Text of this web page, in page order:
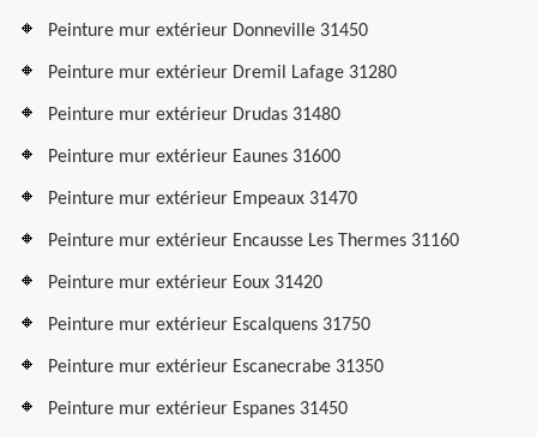
Peinture mur extérieur Donneville 31450
Peinture mur extérieur Dremil Lafage 31280
Peinture mur extérieur Drudas 31480
Peinture mur extérieur Eaunes 31600
Peinture mur extérieur Empeaux 31470
Peinture mur extérieur Encausse Les Thermes 31160
Peinture mur extérieur Eoux 31420
Peinture mur extérieur Escalquens 31750
Peinture mur extérieur Escanecrabe 31350
Peinture mur extérieur Espanes 31450